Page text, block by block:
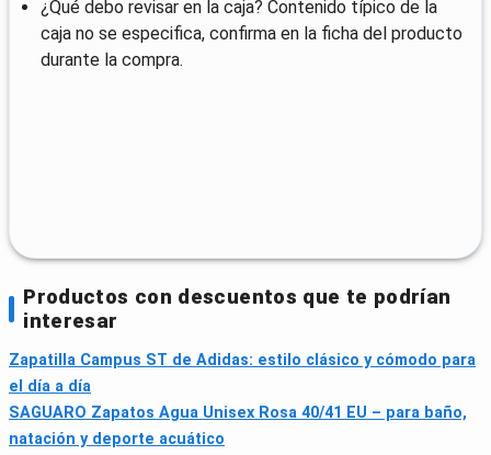
¿Qué debo revisar en la caja? Contenido típico de la
caja no se especifica, confirma en la ficha del producto
durante la compra.
Productos con descuentos que te podrían
interesar
Zapatilla Campus ST de Adidas: estilo clásico y cómodo para
el día a día
SAGUARO Zapatos Agua Unisex Rosa 40/41 EU – para baño,
natación y deporte acuático